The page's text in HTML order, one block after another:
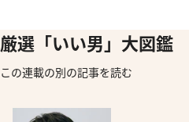
厳選「いい男」大図鑑
この連載の別の記事を読む